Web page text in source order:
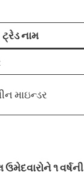
ટ્રેડ નામ
માઇન્ડર
૧